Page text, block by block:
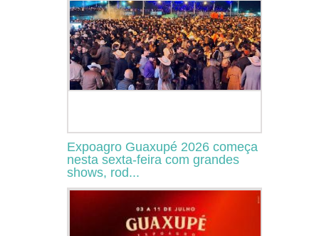
Expoagro Guaxupé 2026 começa
nesta sexta-feira com grandes
shows, rod...